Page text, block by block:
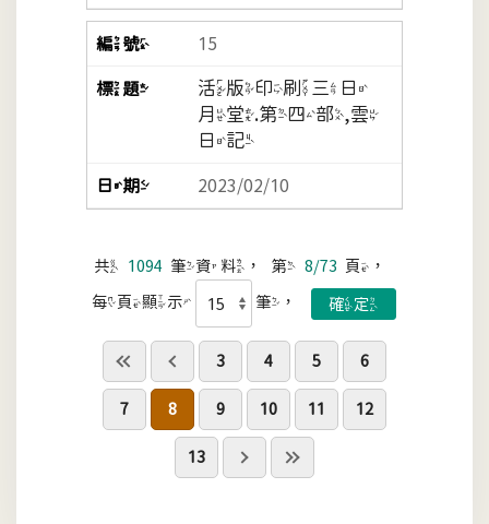
15
活版印刷三日
月堂.第四部,雲
日記
2023/02/10
共 1094 筆資料，第 8/73 頁，
每頁顯示 筆，
3 4 5 6
7 8 9 10 11 12
13